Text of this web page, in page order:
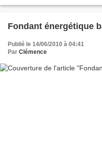
Fondant énergétique
Publié le 14/06/2010 à 04:41
Par Clémence